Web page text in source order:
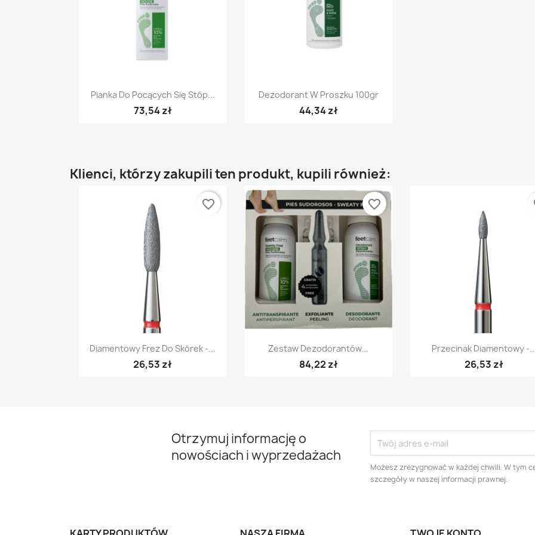
Szybki podgląd
Pianka Do Pocących Się Stóp...
73,54 zł
Szybki podgląd
Dezodorant W Proszku 100gr
44,34 zł
Klienci, którzy zakupili ten produkt, kupili również:
Szybki podgląd
Diamentowy Frez Do Skórek -...
26,53 zł
favorite_border
Szybki podgląd
Zestaw Dezodorantów...
84,22 zł
favorite_border
Szybki podgląd
Przecinak Diamentowy -
26,53 zł
Otrzymuj informację o
nowościach i wyprzedażach
Możesz zrezygnować w każdej chwili. W tym
szczegóły w naszej informacji prawnej.